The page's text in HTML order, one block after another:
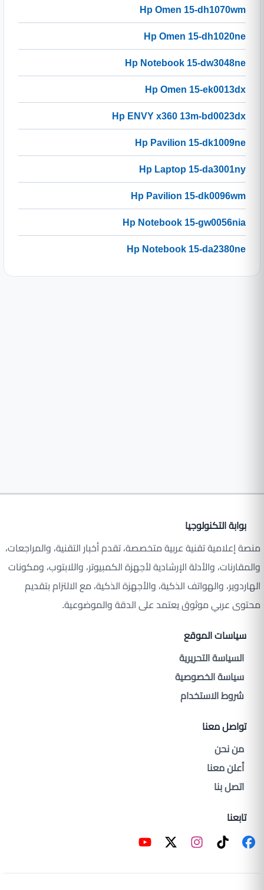
Hp Omen 15-dh1070wm
Hp Omen 15-dh1020ne
Hp Notebook 15-dw3048ne
Hp Omen 15-ek0013dx
Hp ENVY x360 13m-bd0023dx
Hp Pavilion 15-dk1009ne
Hp Laptop 15-da3001ny
Hp Pavilion 15-dk0096wm
Hp Notebook 15-gw0056nia
Hp Notebook 15-da2380ne
بوابة التكنولوجيا
منصة إعلامية تقنية عربية متخصصة، تقدم أخبار التقنية، والمراجعات،
والمقارنات، والأدلة الإرشادية لأجهزة الكمبيوتر، واللابتوب، ومكونات
الهاردوير، والهواتف الذكية، والأجهزة الذكية، مع الالتزام بتقديم
محتوى عربي موثوق يعتمد على الدقة والموضوعية.
سياسات الموقع
السياسة التحريرية
سياسة الخصوصية
شروط الاستخدام
تواصل معنا
من نحن
أعلن معنا
اتصل بنا
تابعنا